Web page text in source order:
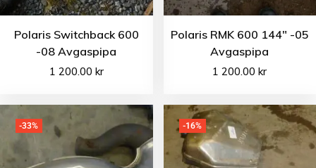
Polaris Switchback 600
-08 Avgaspipa
1 200.00 kr
Polaris RMK 600 144″ -05
Avgaspipa
1 200.00kr
-33% -16%